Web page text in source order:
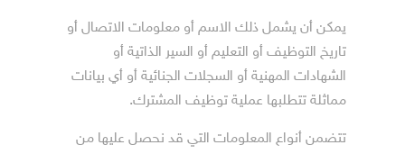
يمكن أن يشمل ذلك الاسم أو معلومات الاتصال أو
تاريخ التوظيف أو التعليم أو السير الذاتية أو
الشهادات المهنية أو السجلات الجنائية أو أي بيانات
مماثلة تتطلبها عملية توظيف المشترك.
تتضمن أنواع المعلومات التي قد نحصل عليها من